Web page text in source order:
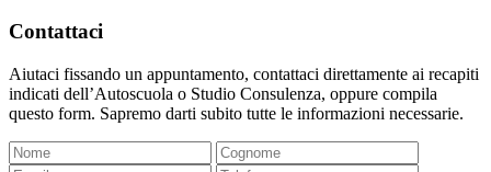
Contattaci
Aiutaci fissando un appuntamento, contattaci direttamente ai recapiti
indicati dell’Autoscuola o Studio Consulenza, oppure compila
questo form. Sapremo darti subito tutte le informazioni necessarie.